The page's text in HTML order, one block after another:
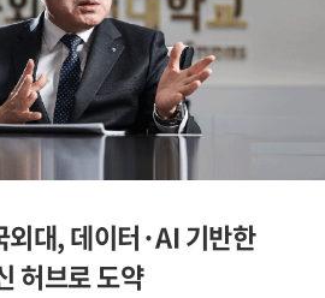
이 미래지향적으로 함께 노력해
로 도약해 나가야 한다 고 말했다.강기훈
지난 시간을
시 한번 문을 여는 자리 라고 밝혔다.
대학으로 도약할 수 있다 고 강조했다.
외국어대학교는 외국어
대, 데이터·AI 기반한
허브로 도약